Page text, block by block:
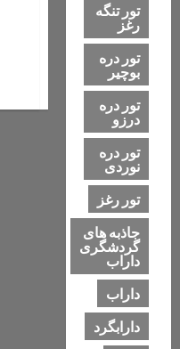
تور تنگه
رغز
تور دره
بوچیر
تور دره
درزو
تور دره
نوردی
تور رغز
جاذبه های
گردشگری
داراب
داراب
دارابگرد